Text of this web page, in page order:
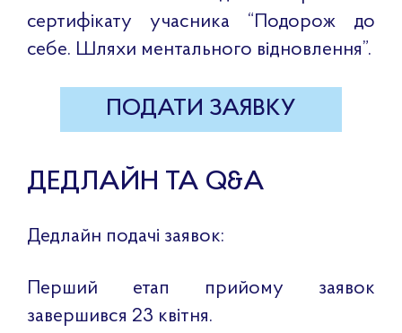
сертифікату учасника “Подорож до
себе. Шляхи ментального відновлення”.
ПОДАТИ ЗАЯВКУ
ДЕДЛАЙН ТА Q&A
Дедлайн подачі заявок:
Перший етап прийому заявок
завершився 23 квітня.